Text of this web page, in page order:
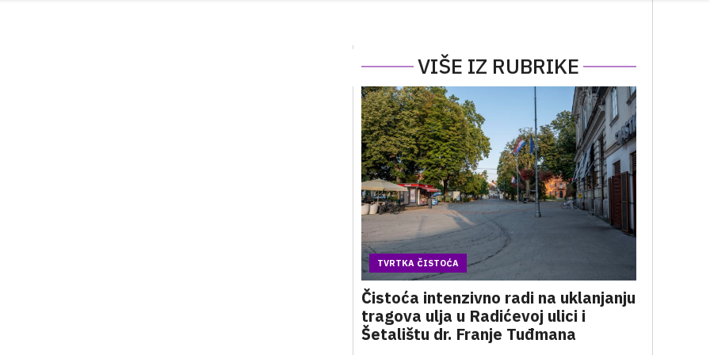
VIŠE IZ RUBRIKE
TVRTKA ČISTOĆA
Čistoća intenzivno radi na uklanjanju
tragova ulja u Radićevoj ulici i
Šetalištu dr. Franje Tuđmana